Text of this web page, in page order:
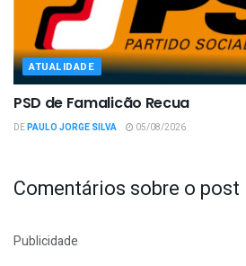
ATUALIDADE
PSD de Famalicão Recua
DEPAULO JORGE SILVA 05/08/2026
Comentários sobre o post
Publicidade